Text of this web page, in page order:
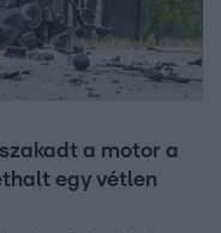
a motor a
egy vétlen